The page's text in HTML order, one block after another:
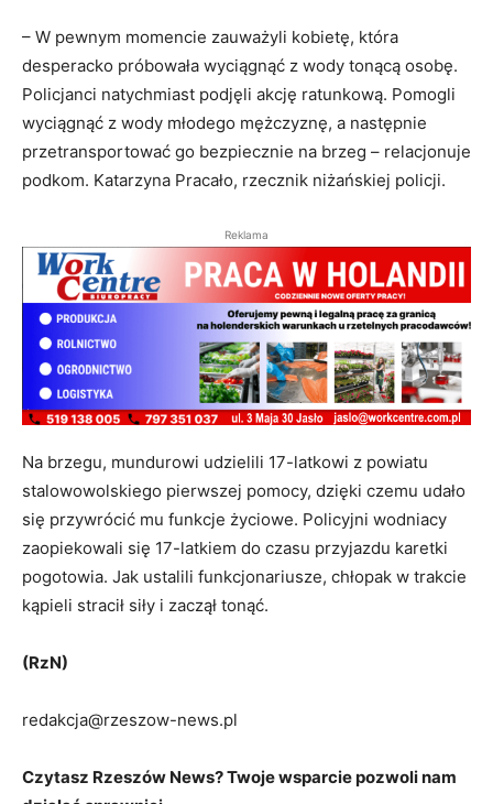
– W pewnym momencie zauważyli kobietę, która
desperacko próbowała wyciągnąć z wody tonącą osobę.
Policjanci natychmiast podjęli akcję ratunkową. Pomogli
wyciągnąć z wody młodego mężczyznę, a następnie
przetransportować go bezpiecznie na brzeg – relacjonuje
podkom. Katarzyna Pracało, rzecznik niżańskiej policji.
Reklama
Na brzegu, mundurowi udzielili 17-latkowi z powiatu
stalowowolskiego pierwszej pomocy, dzięki czemu udało
się przywrócić mu funkcje życiowe. Policyjni wodniacy
zaopiekowali się 17-latkiem do czasu przyjazdu karetki
pogotowia. Jak ustalili funkcjonariusze, chłopak w trakcie
kąpieli stracił siły i zaczął tonąć.
(RzN)
redakcja@rzeszow-news.pl
Czytasz Rzeszów News? Twoje wsparcie pozwoli nam